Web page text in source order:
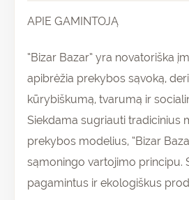
APIE GAMINTOJĄ
“Bizar Bazar” yra novatoriška
apibrėžia prekybos sąvoką,
kūrybiškumą, tvarumą ir
Siekdama sugriauti tradicinius
prekybos modelius, “Bizar
sąmoningo vartojimo principu.
pagamintus ir ekologiškus